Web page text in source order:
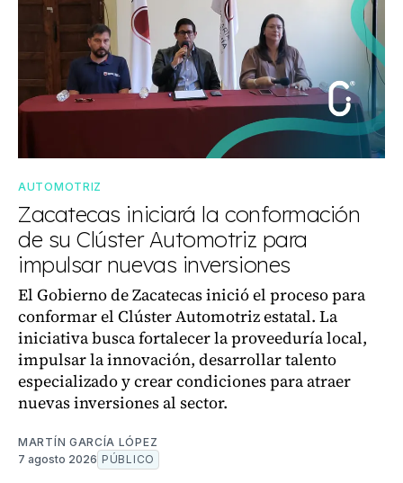
AUTOMOTRIZ
Zacatecas iniciará la conformación
de su Clúster Automotriz para
impulsar nuevas inversiones
El Gobierno de Zacatecas inició el proceso para
conformar el Clúster Automotriz estatal. La
iniciativa busca fortalecer la proveeduría local,
impulsar la innovación, desarrollar talento
especializado y crear condiciones para atraer
nuevas inversiones al sector.
MARTÍN GARCÍA LÓPEZ
7 agosto 2026 PÚBLICO